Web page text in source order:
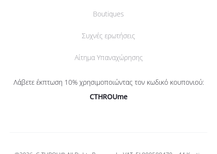
Boutiques
Συχνές ερωτήσεις
Αίτημα Υπαναχώρησης
Λάβετε έκπτωση 10% χρησιμοποιώντας τον κωδικό κουπονιού:
CTHROUme